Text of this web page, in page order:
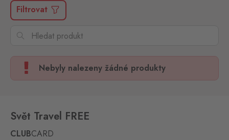
Filtrovat
Nebyly nalezeny žádné produkty
Svět Travel FREE
CLUBCARD